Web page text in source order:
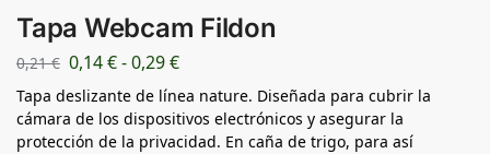
Tapa Webcam Fildon
0,21€ 0,14€-0,29€
Tapa deslizante de línea nature. Diseñada para cubrir la
cámara de los dispositivos electrónicos y asegurar la
protección de la privacidad. En caña de trigo, para así